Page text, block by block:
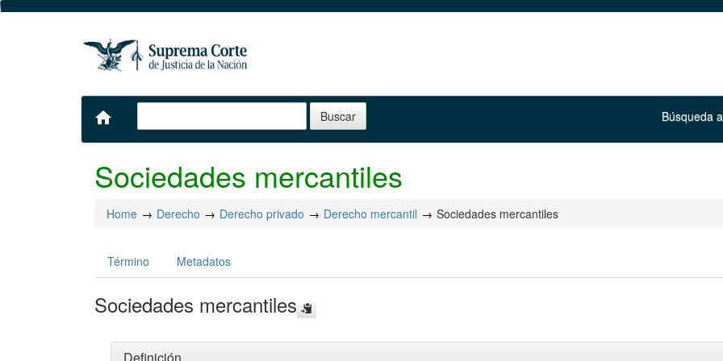
home Búsqueda
Sociedades mercantiles
Home Derecho Derecho privado Derecho mercantil Sociedades mercantiles
Término Metadatos
Sociedades mercantiles